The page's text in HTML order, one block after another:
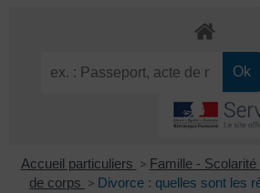
Accueil particuliers > Famille - Scolarité
de corps > Divorce : quelles sont les